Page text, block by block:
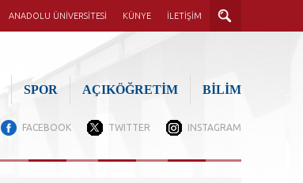
ANADOLU ÜNİVERSİTESİ KÜNYE İLETİŞİM
SPOR AÇIKÖĞRETİM BİLİM
FACEBOOK TWITTER INSTAGRAM